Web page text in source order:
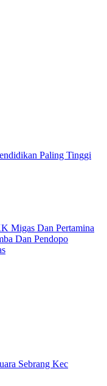
Paling Tinggi
Migas Dan Pertamina
Dan Pendopo
Sebrang Kec